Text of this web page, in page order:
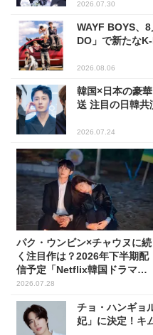
2026.07.30
WAYF BOYS、
DO」で新たな
2026.08.06
韓国×日本の豪
送 注目の日韓共
2026.07.24
パク・ウンビン×チャウヌに続
く注目作は？2026年下半期配
信予定「Netflix韓国ドラマ」8
選
2026.07.28
チョ・ハンギョ
妃」に決定！キ